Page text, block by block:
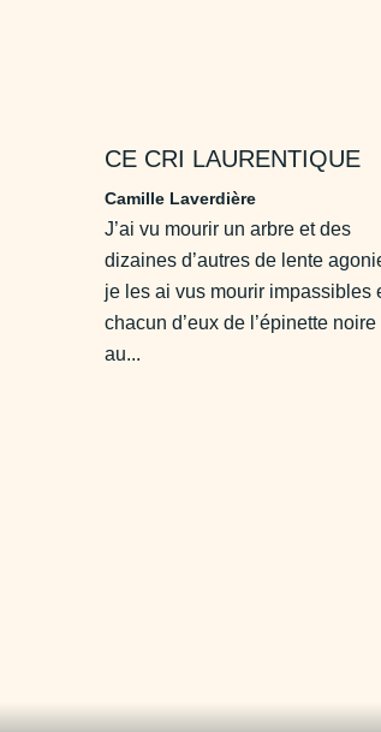
CE CRI LAURENTIQUE
Camille Laverdière
J’ai vu mourir un arbre et des
dizaines d’autres de lente
je les ai vus mourir impassibles
chacun d’eux de l’épinette noire
au...